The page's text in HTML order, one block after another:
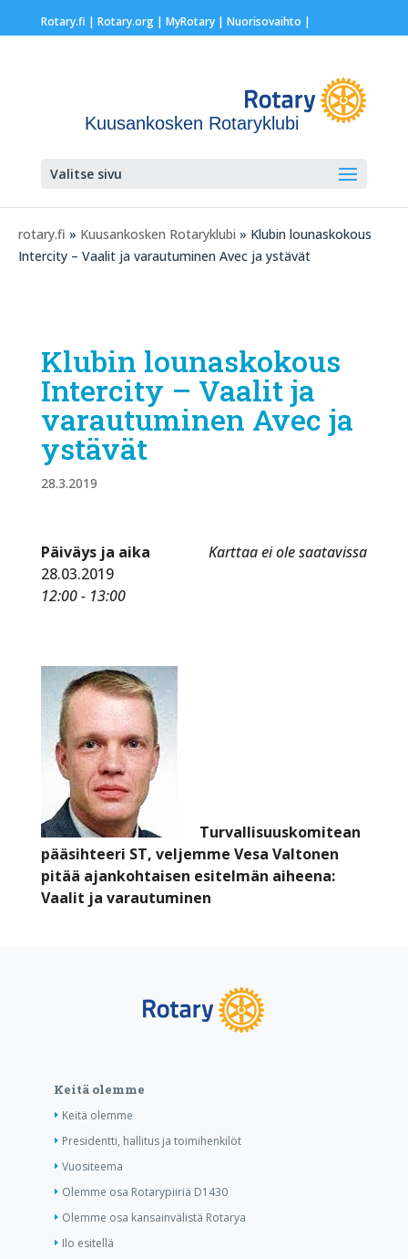
Rotary.fi | Rotary.org| MyRotary | Nuorisovaihto |
Kuusankosken Rotaryklubi
Valitse sivu
rotary.fi » Kuusankosken Rotaryklubi » Klubin lounaskokous
Intercity – Vaalit ja varautuminen Avec ja ystävät
Klubin lounaskokous
Intercity – Vaalit ja
varautuminen Avec ja
ystävät
28.3.2019
Karttaa ei ole saatavissa
Päiväys ja aika
28.03.2019
12:00 - 13:00
Turvallisuuskomitean
pääsihteeri ST, veljemme Vesa Valtonen
pitää ajankohtaisen esitelmän aiheena:
Vaalit ja varautuminen
Keitä olemme
Keitä olemme
Presidentti, hallitus ja toimihenkilöt
Vuositeema
Olemme osa Rotarypiiriä D1430
Olemme osa kansainvälistä Rotarya
Ilo esitellä